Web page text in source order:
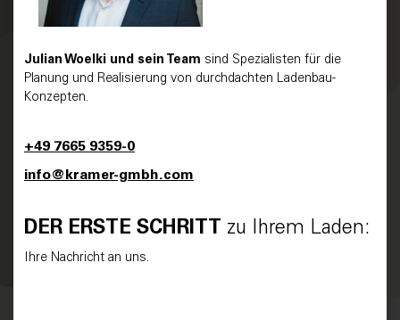
DER ERSTE SCHRITT zu Ihrem Laden:
Ihre Nachricht an uns.
Julian Woelki und sein Team sind Spezialisten für die
Planung und Realisierung von durchdachten Ladenbau-
Konzepten.
+49 7665 9359-0
info@kramer-gmbh.com